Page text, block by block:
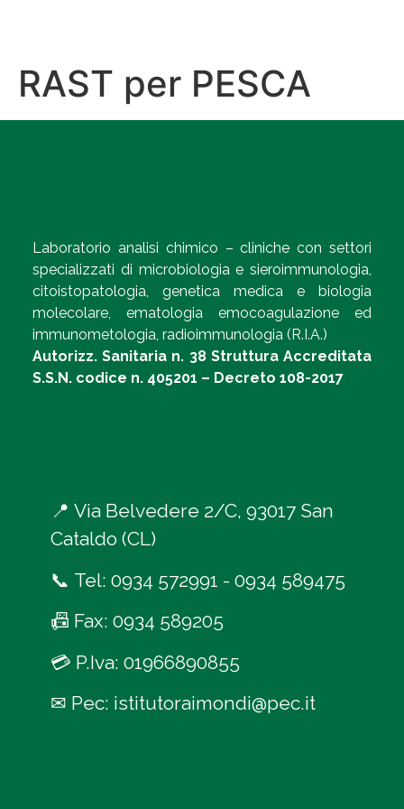
RAST per PESCA
Laboratorio analisi chimico – cliniche con settori
specializzati di microbiologia e sieroimmunologia,
citoistopatologia, genetica medica e biologia
molecolare, ematologia emocoagulazione ed
immunometologia, radioimmunologia (R.I.A.)
Autorizz. Sanitaria n. 38 Struttura Accreditata
S.S.N. codice n. 405201 – Decreto 108-2017
📍 Via Belvedere 2/C, 93017 San
Cataldo (CL)
📞 Tel: 0934 572991 - 0934 589475
📠 Fax: 0934 589205
💳 P.Iva: 01966890855
✉ Pec: istitutoraimondi@pec.it